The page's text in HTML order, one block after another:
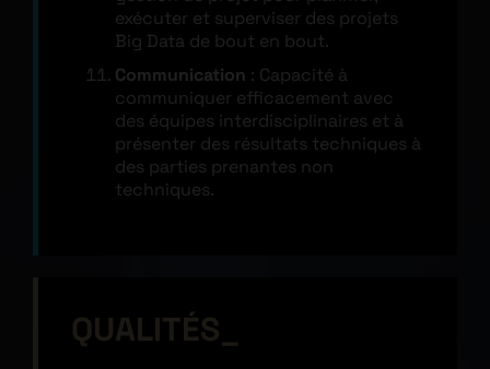
exécuter et superviser des projets
Big Data de bout en bout.
Communication : Capacité à
communiquer efficacement avec
des équipes interdisciplinaires et à
présenter des résultats techniques à
des parties prenantes non
techniques.
QUALITÉS